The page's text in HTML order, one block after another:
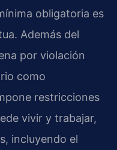
obligatoria es
Además del
por violación
como
restricciones
vivir y trabajar,
incluyendo el